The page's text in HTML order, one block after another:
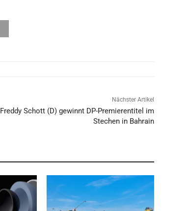
Nächster Artikel
Freddy Schott (D) gewinnt DP-Premierentitel im
Stechen in Bahrain